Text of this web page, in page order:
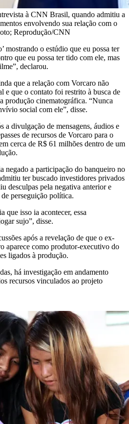
à CNN Brasil, quando admitiu a
envolvendo sua relação com o
Reprodução/CNN
mostrando o estúdio que eu possa ter
que eu possa ter tido com ele, mas
declarou.
que a relação com Vorcaro não
e que o contato foi restrito à busca de
produção cinematográfica. “Nunca
social com ele”, disse.
a divulgação de mensagens, áudios e
de recursos de Vorcaro para o
cerca de R$ 61 milhões dentro de um
negado a participação do banqueiro no
ter buscado investidores privados
desculpas pela negativa anterior e
perseguição política.
que isso ia acontecer, essa
sujo”, disse.
após a revelação de que o ex-
aparece como produtor-executivo do
ligados à produção.
há investigação em andamento
recursos vinculados ao projeto